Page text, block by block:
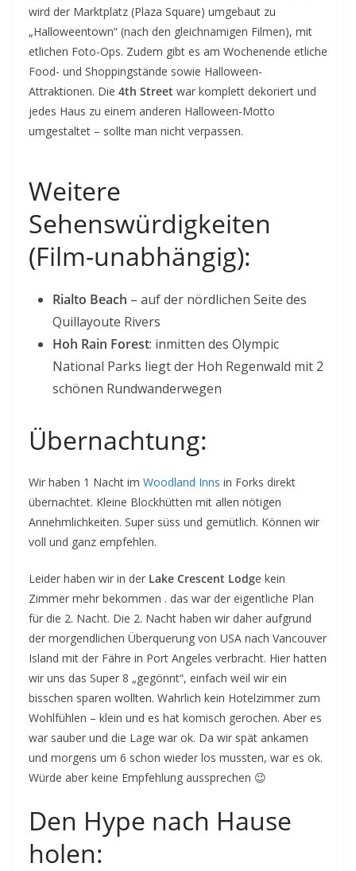
wird der Marktplatz (Plaza Square) umgebaut zu
„Halloweentown“ (nach den gleichnamigen Filmen), mit
etlichen Foto-Ops. Zudem gibt es am Wochenende etliche
Food- und Shoppingstände sowie Halloween-
Attraktionen. Die 4th Street war komplett dekoriert und
jedes Haus zu einem anderen Halloween-Motto
umgestaltet – sollte man nicht verpassen.
Weitere
Sehenswürdigkeiten
(Film-unabhängig):
Rialto Beach – auf der nördlichen Seite des
Quillayoute Rivers
Hoh Rain Forest: inmitten des Olympic
National Parks liegt der Hoh Regenwald mit 2
schönen Rundwanderwegen
Übernachtung:
Wir haben 1 Nacht im Woodland Inns in Forks direkt
übernachtet. Kleine Blockhütten mit allen nötigen
Annehmlichkeiten. Super süss und gemütlich. Können wir
voll und ganz empfehlen.
Leider haben wir in der Lake Crescent Lodge kein
Zimmer mehr bekommen . das war der eigentliche Plan
für die 2. Nacht. Die 2. Nacht haben wir daher aufgrund
der morgendlichen Überquerung von USA nach Vancouver
Island mit der Fähre in Port Angeles verbracht. Hier hatten
wir uns das Super 8 „gegönnt“, einfach weil wir ein
bisschen sparen wollten. Wahrlich kein Hotelzimmer zum
Wohlfühlen – klein und es hat komisch gerochen. Aber es
war sauber und die Lage war ok. Da wir spät ankamen
und morgens um 6 schon wieder los mussten, war es ok.
Würde aber keine Empfehlung aussprechen 😉
Den Hype nach Hause
holen: